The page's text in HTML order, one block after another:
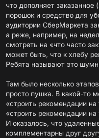
что дополняет
порошок и средство для
аудитории СберМаркета
а реже, например, на
смотреть на «что часто
может быть, что к хлебу
Ребята называют это
Там было несколько
просто пушка. В какой-то
«строить рекомендации
«строить рекомендации
И оказалось, что
комплементарны друг